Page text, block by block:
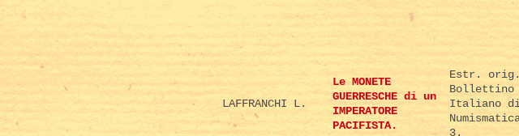
LAFFRANCHI L.
Le MONETE
GUERRESCHE di un
IMPERATORE
PACIFISTA.
Estr.
Bollettino
Italiano
3.